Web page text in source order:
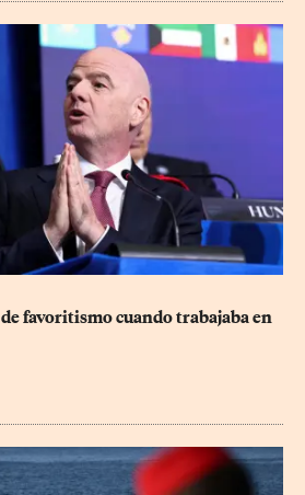
favoritismo cuando trabajaba en